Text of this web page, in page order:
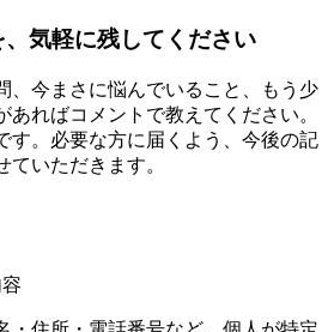
気軽に残してください
、今まさに悩んでいること、もう少
あればコメントで教えてください。
す。必要な方に届くよう、今後の記
いただきます。